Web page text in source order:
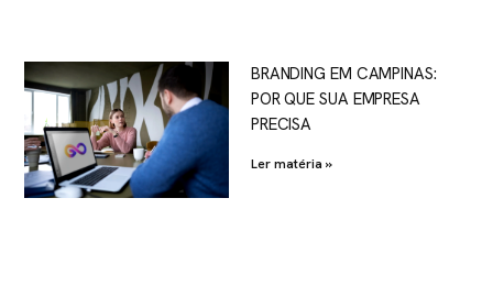
BRANDING EM CAMPINAS:
POR QUE SUA EMPRESA
PRECISA
Ler matéria »